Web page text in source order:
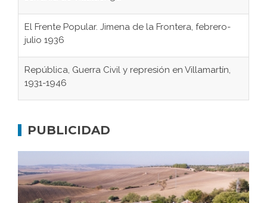
El Frente Popular. Jimena de la Frontera, febrero-
julio 1936
República, Guerra Civil y represión en Villamartín,
1931-1946
concentración nazis
Bornos
El Frente Popular. Ubrique, febrero-julio 1936
PUBLICIDAD